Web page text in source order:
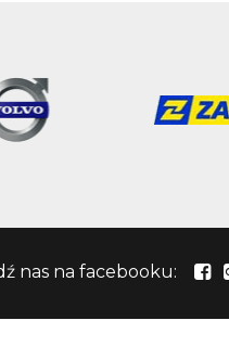
nas na facebooku: